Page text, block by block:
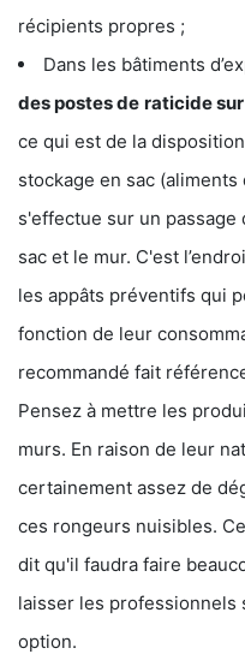
récipients propres ;
Dans les bâtiments
des postes de raticide
ce qui est de la
stockage en sac
s'effectue sur un
sac et le mur. C'est
les appâts préventifs qui
fonction de leur
recommandé fait
Pensez à mettre les
murs. En raison de leur
certainement assez de
ces rongeurs nuisibles.
dit qu'il faudra faire
laisser les professionnels
option.